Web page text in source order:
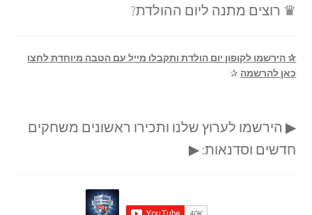
♛ רוצים מתנה ליום ההולדת?
✰ הירשמו לקופון יום הולדת ותקבלו מייל עם הטבה מיוחדת לחצו
כאן להרשמה ✰
▶ הירשמו לערוץ שלנו ותכירו ראשונים משחקים
חדשים וסדנאות: ▶